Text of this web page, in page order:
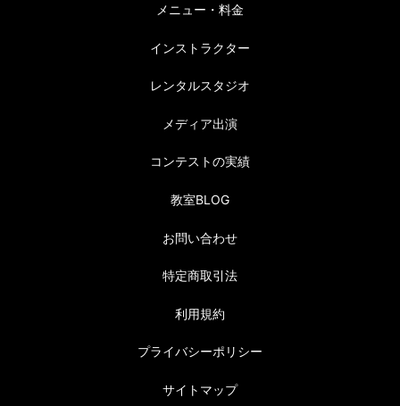
メニュー・料金
インストラクター
レンタルスタジオ
メディア出演
コンテストの実績
教室BLOG
お問い合わせ
特定商取引法
利用規約
プライバシーポリシー
サイトマップ